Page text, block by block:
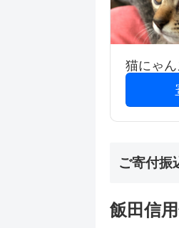
猫にゃ
ご寄付振
飯田信